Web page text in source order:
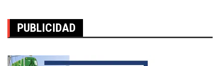
PUBLICIDAD